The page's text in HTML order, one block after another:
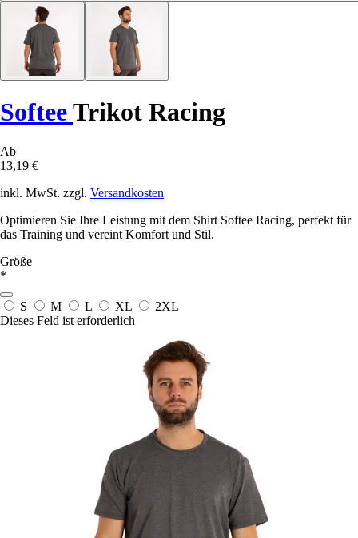
SofteeTrikot Racing
Ab
13,19 €
inkl. MwSt. zzgl. Versandkosten
Optimieren Sie Ihre Leistung mit dem Shirt Softee Racing, perfekt für
das Training und vereint Komfort und Stil.
Größe
*
S M L XL
2XL
Dieses Feld ist erforderlich